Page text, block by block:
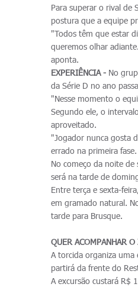
Para superar o rival de
postura que a equipe
"Todos têm que estar
queremos olhar
aponta.
EXPERIÊNCIA - No
da Série D no ano
"Nesse momento o
Segundo ele, o
aproveitado.
"Jogador nunca gosta
errado na primeira
No começo da noite
será na tarde de
Entre terça e sexta-
em gramado natural.
tarde para Brusque.
QUER ACOMPANHAR
A torcida organiza uma
partirá da frente do
A excursão custará R$